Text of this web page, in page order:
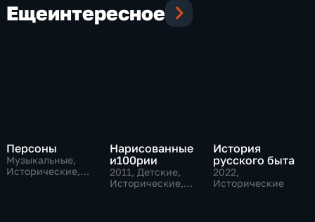
Ещеинтересное
Персоны
Музыкальные,
Исторические,
Нарисованные
и100рии
2011, Детские,
Исторические,
История
русского быта
2022,
Исторические